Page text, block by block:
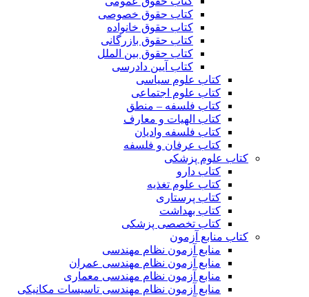
کتاب حقوق خصوصی
کتاب حقوق خانواده
کتاب حقوق بازرگانی
کتاب حقوق بین الملل
کتاب آیین دادرسی
کتاب علوم سیاسی
کتاب علوم اجتماعی
کتاب فلسفه – منطق
کتاب الهیات و معارف
کتاب فلسفه وادیان
کتاب عرفان و فلسفه
کتاب علوم پزشکی
کتاب دارو
کتاب علوم تغذیه
کتاب پرستاری
کتاب بهداشت
کتاب تخصصی پزشکی
کتاب منابع آزمون
منابع آزمون نظام مهندسی
منابع آزمون نظام مهندسی عمران
منابع آزمون نظام مهندسی معماری
منابع آزمون نظام مهندسی تاسیسات مکانیکی